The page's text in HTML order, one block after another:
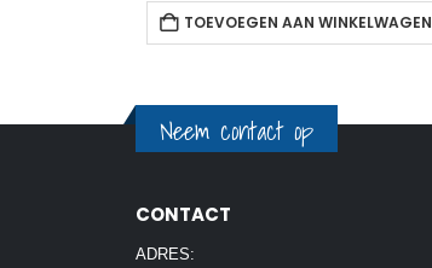
TOEVOEGEN AAN WINKELWAGEN
Neem contact op
CONTACT
ADRES: